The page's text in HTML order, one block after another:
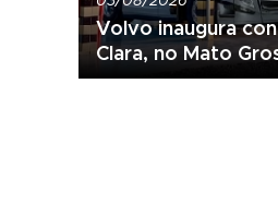
Volvo inaugura
Clara, no Mato